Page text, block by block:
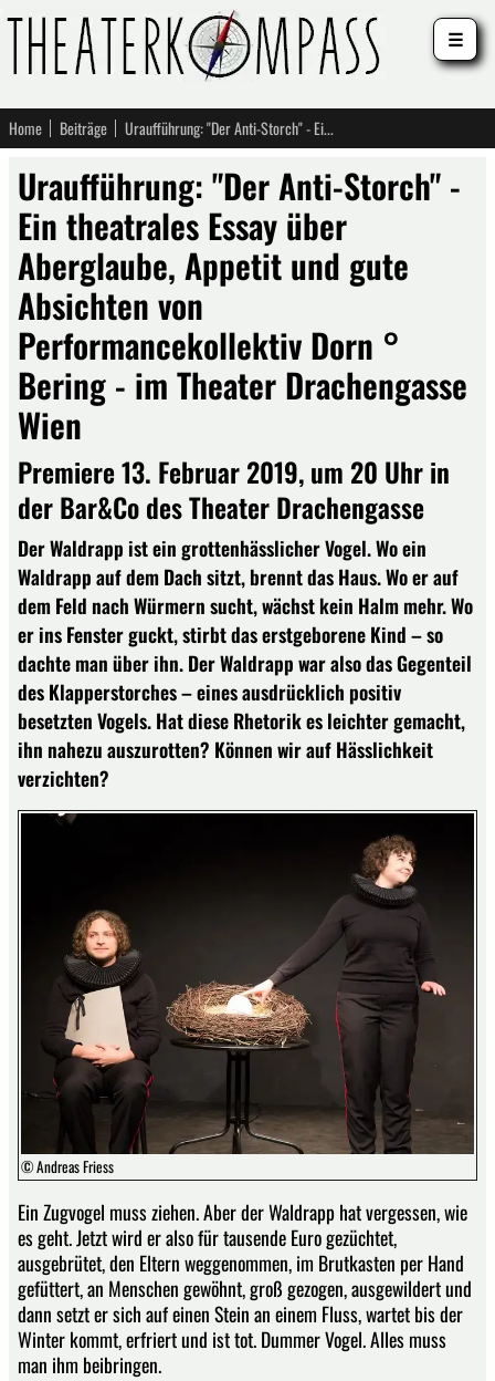
Home Beiträge Uraufführung: "Der Anti-Storch" - Ein theatrales Essay über Aberglaube, Appetit und gute Absichten von Performancekollektiv Dorn ° Bering - im Theater Drachengasse Wien
Uraufführung: "Der Anti-Storch" -
Ein theatrales Essay über
Aberglaube, Appetit und gute
Absichten von
Performancekollektiv Dorn °
Bering - im Theater Drachengasse
Wien
Premiere 13. Februar 2019, um 20 Uhr in
der Bar&Co des Theater Drachengasse
Der Waldrapp ist ein grottenhässlicher Vogel. Wo ein
Waldrapp auf dem Dach sitzt, brennt das Haus. Wo er auf
dem Feld nach Würmern sucht, wächst kein Halm mehr. Wo
er ins Fenster guckt, stirbt das erstgeborene Kind – so
dachte man über ihn. Der Waldrapp war also das Gegenteil
des Klapperstorches – eines ausdrücklich positiv
besetzten Vogels. Hat diese Rhetorik es leichter gemacht,
ihn nahezu auszurotten? Können wir auf Hässlichkeit
verzichten?
© Andreas Friess
Ein Zugvogel muss ziehen. Aber der Waldrapp hat vergessen, wie
es geht. Jetzt wird er also für tausende Euro gezüchtet,
ausgebrütet, den Eltern weggenommen, im Brutkasten per Hand
gefüttert, an Menschen gewöhnt, groß gezogen, ausgewildert und
dann setzt er sich auf einen Stein an einem Fluss, wartet bis der
Winter kommt, erfriert und ist tot. Dummer Vogel. Alles muss
man ihm beibringen.
☰